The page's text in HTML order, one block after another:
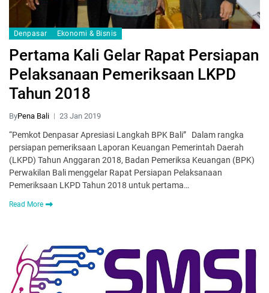
Denpasar Ekonomi & Bisnis
Pertama Kali Gelar Rapat Persiapan
Pelaksanaan Pemeriksaan LKPD
Tahun 2018
ByPena Bali 23 Jan 2019
“Pemkot Denpasar Apresiasi Langkah BPK Bali” Dalam rangka
persiapan pemeriksaan Laporan Keuangan Pemerintah Daerah
(LKPD) Tahun Anggaran 2018, Badan Pemeriksa Keuangan (BPK)
Perwakilan Bali menggelar Rapat Persiapan Pelaksanaan
Pemeriksaan LKPD Tahun 2018 untuk pertama…
Read More